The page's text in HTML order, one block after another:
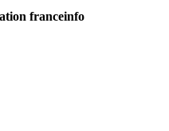
franceinfo